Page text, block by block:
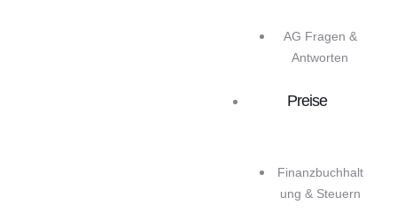
AG Fragen &
Antworten
Preise
Finanzbuchhalt
ung & Steuern